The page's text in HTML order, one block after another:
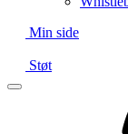
Min side
Støt